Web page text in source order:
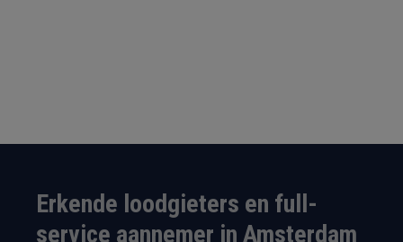
Erkende loodgieters en full-
service aannemer in Amsterdam